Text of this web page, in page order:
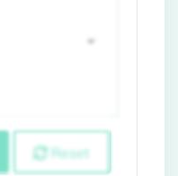
Reset